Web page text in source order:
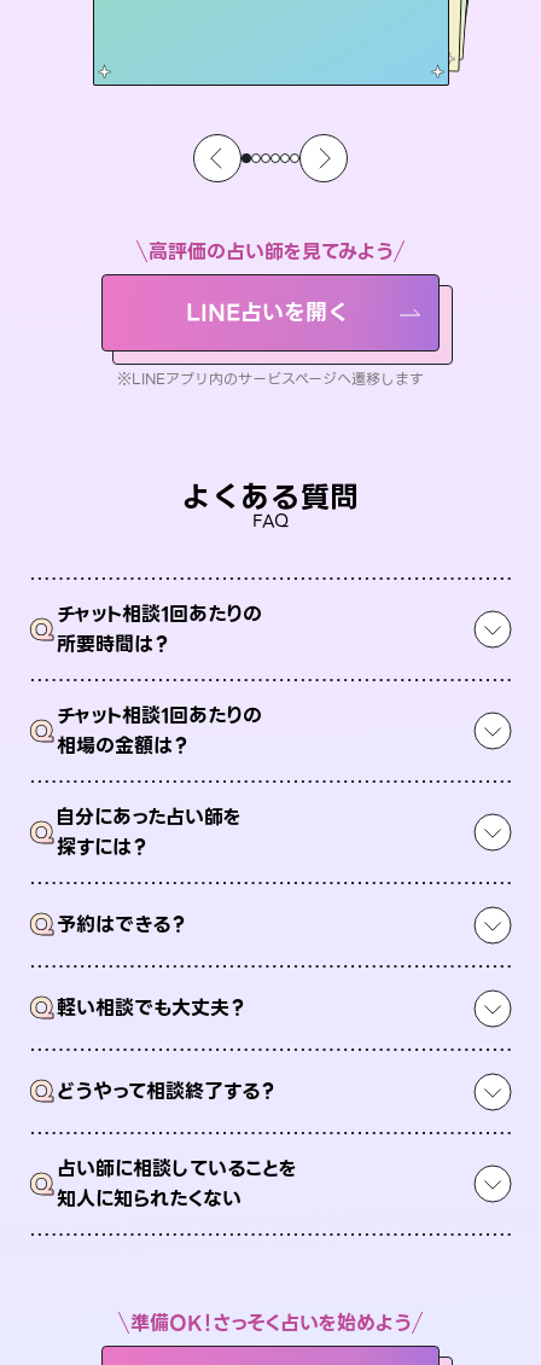
高評価の占い師を見てみよう
LINE占いを開く
※LINEアプリ内のサービスページへ遷移します
よくある質問
FAQ
Qチャット相談1回あたりの
所要時間は？
Qチャット相談1回あたりの
相場の金額は？
Q自分にあった占い師を
探すには？
Q予約はできる？
Q軽い相談でも大丈夫？
Qどうやって相談終了する？
Q占い師に相談していることを
知人に知られたくない
準備OK！さっそく占いを始めよう